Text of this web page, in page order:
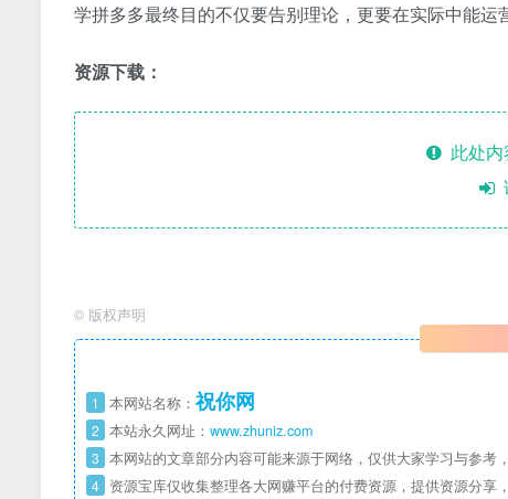
学拼多多最终目的不仅要告别理论，更要在实际中能运
资源下载：
此处
© 版权声明
1 本网站名称： 祝你网
2 本站永久网址： www.zhuniz.com
3 本网站的文章部分内容可能来源于网络，仅供大家学习与参考
4 资源宝库仅收集整理各大网赚平台的付费资源，提供资源分